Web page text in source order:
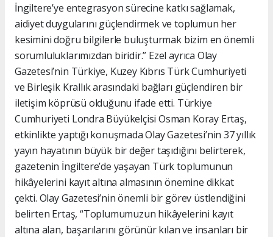
İngiltere’ye entegrasyon sürecine katkı sağlamak,
aidiyet duygularını güçlendirmek ve toplumun her
kesimini doğru bilgilerle buluşturmak bizim en önemli
sorumluluklarımızdan biridir.” Ezel ayrıca Olay
Gazetesi’nin Türkiye, Kuzey Kıbrıs Türk Cumhuriyeti
ve Birleşik Krallık arasındaki bağları güçlendiren bir
iletişim köprüsü olduğunu ifade etti. Türkiye
Cumhuriyeti Londra Büyükelçisi Osman Koray Ertaş,
etkinlikte yaptığı konuşmada Olay Gazetesi’nin 37 yıllık
yayın hayatının büyük bir değer taşıdığını belirterek,
gazetenin İngiltere’de yaşayan Türk toplumunun
hikâyelerini kayıt altına almasının önemine dikkat
çekti. Olay Gazetesi’nin önemli bir görev üstlendiğini
belirten Ertaş, “Toplumumuzun hikâyelerini kayıt
altına alan, başarılarını görünür kılan ve insanları bir